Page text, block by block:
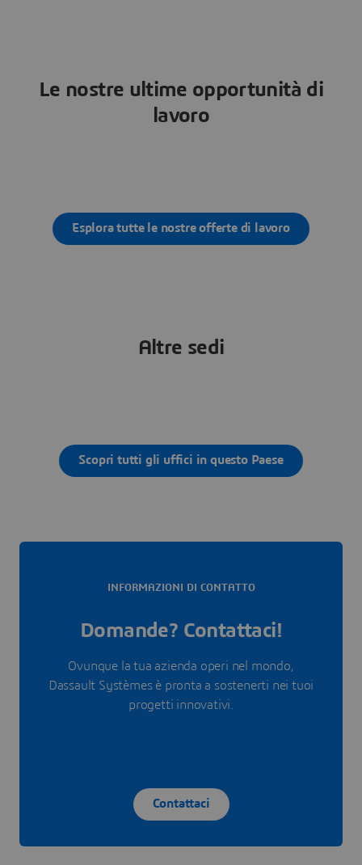
Le nostre ultime opportunità di
lavoro
Esplora tutte le nostre offerte di lavoro
Altre sedi
Scopri tutti gli uffici in questo Paese
INFORMAZIONI DI CONTATTO
Domande? Contattaci!
Ovunque la tua azienda operi nel mondo,
Dassault Systèmes è pronta a sostenerti nei tuoi
progetti innovativi.
Contattaci